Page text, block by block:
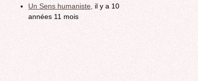
Un Sens humaniste, il y a 10
années 11 mois